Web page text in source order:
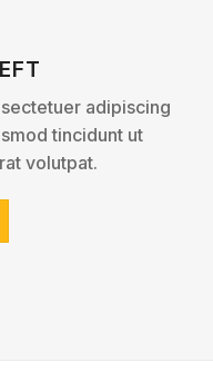
adipiscing
tincidunt ut
volutpat.